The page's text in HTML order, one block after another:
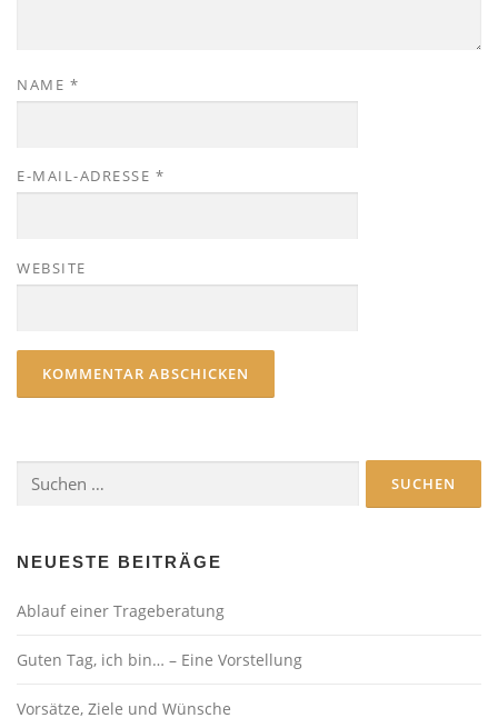
NAME *
E-MAIL-ADRESSE *
WEBSITE
nach:
NEUESTE BEITRÄGE
Ablauf einer Trageberatung
Guten Tag, ich bin… – Eine Vorstellung
Vorsätze, Ziele und Wünsche